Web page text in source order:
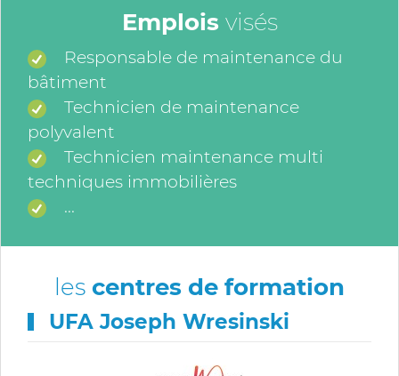
Emplois visés
Responsable de maintenance du
bâtiment
Technicien de maintenance
polyvalent
Technicien maintenance multi
techniques immobilières
...
les centres de formation
UFA Joseph Wresinski